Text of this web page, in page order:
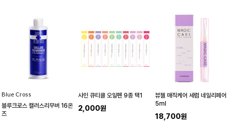
BIue Cross
블루크로스 캘러스리무버 16온
즈
샤인 큐티클 오일펜 9종 택1
2,000원
뷰젤 매직케어 세럼 네일리페어
5ml
18,700원